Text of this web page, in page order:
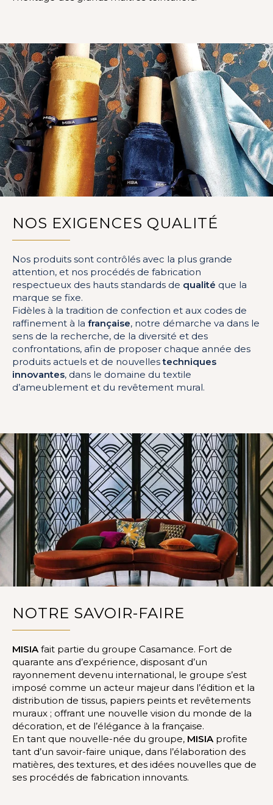
NOS EXIGENCES QUALITÉ
Nos produits sont contrôlés avec la plus grande
attention, et nos procédés de fabrication
respectueux des hauts standards de qualité que la
marque se fixe.
Fidèles à la tradition de confection et aux codes de
raffinement à la française, notre démarche va dans le
sens de la recherche, de la diversité et des
confrontations, afin de proposer chaque année des
produits actuels et de nouvellestechniques
innovantes, dans le domaine du textile
d’ameublement et du revêtement mural.
NOTRE SAVOIR-FAIRE
MISIA fait partie du groupe Casamance. Fort de
quarante ans d’expérience, disposant d’un
rayonnement devenu international, le groupe s’est
imposé comme un acteur majeur dans l’édition et la
distribution de tissus, papiers peints et revêtements
muraux ; offrant une nouvelle vision du monde de la
décoration, et de l’élégance à la française.
En tant que nouvelle-née du groupe, MISIA profite
tant d’un savoir-faire unique, dans l’élaboration des
matières, des textures, et des idées nouvelles que de
ses procédés de fabrication innovants.